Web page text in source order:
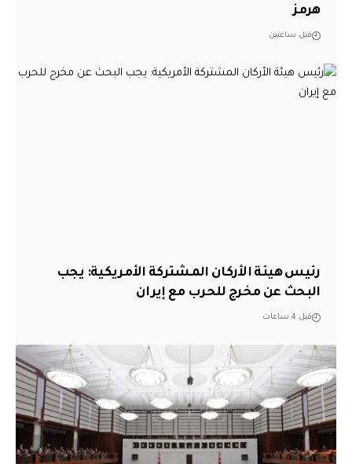
هرمز
قبل ساعتين
رئيس هيئة الأركان المشتركة الأمريكية: يجب
البحث عن مخرج للحرب مع إيران
قبل 4 ساعات